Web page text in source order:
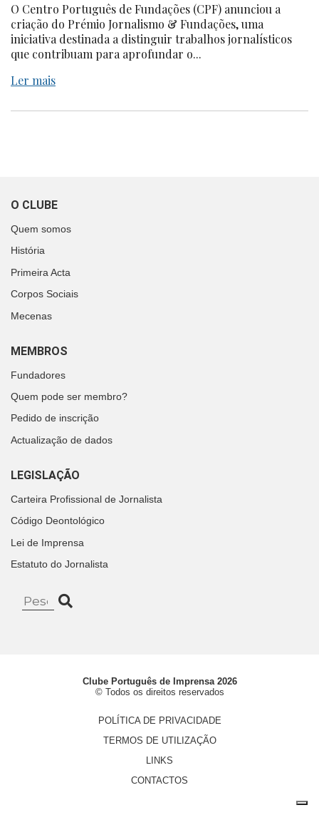
O Centro Português de Fundações (CPF) anunciou a
criação do Prémio Jornalismo & Fundações, uma
iniciativa destinada a distinguir trabalhos jornalísticos
que contribuam para aprofundar o...
Ler mais
O CLUBE
Quem somos
História
Primeira Acta
Corpos Sociais
Mecenas
MEMBROS
Fundadores
Quem pode ser membro?
Pedido de inscrição
Actualização de dados
LEGISLAÇÃO
Carteira Profissional de Jornalista
Código Deontológico
Lei de Imprensa
Estatuto do Jornalista
Clube Português de Imprensa 2026
© Todos os direitos reservados
POLÍTICA DE PRIVACIDADE
TERMOS DE UTILIZAÇÃO
LINKS
CONTACTOS